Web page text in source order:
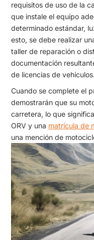
requisitos de uso de la
que instale el equipo
determinado estándar,
esto, se debe realizar
taller de reparación o
documentación
de licencias de vehículos.
Cuando se complete el
demostrarán que su
carretera, lo que
ORV y una matrícula de
una mención de